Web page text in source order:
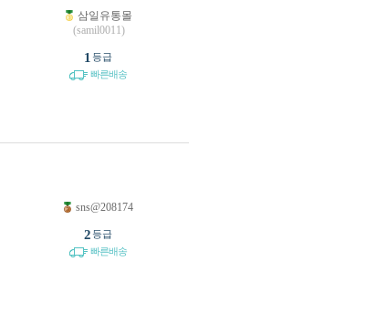
삼일유통몰
(samil0011)
1 등급
빠른배송
sns@208174
2등급
빠른배송